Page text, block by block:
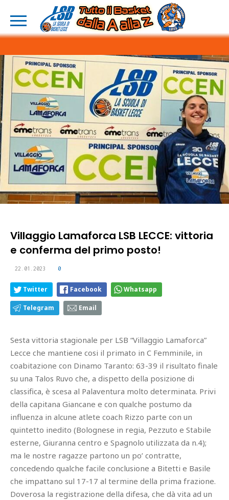
Villaggio Lamaforca LSB LECCE: vittoria
e conferma del primo posto!
22.01.2023 0
Twitter Facebook Whatsapp
Telegram Email
Sesta vittoria stagionale per LSB “Villaggio Lamaforca”
Lecce che mantiene cosi il primato in C Femminile, in
coabitazione con Dinamo Taranto: 63-39 il risultato finale
su una Talos Ruvo che, a dispetto della posizione di
classifica, è scesa al Palaventura molto determinata. Privi
della capitana Giancane e con qualche postumo da
influenza in alcune atlete coach Rizzo parte con un
quintetto inedito (Bolognese in regia, Pezzuto e Stabile
esterne, Giuranna centro e Spagnolo utilizzata da n.4);
ma le nostre ragazze partono un po’ contratte,
concedendo qualche facile conclusione a Bitetti e Basile
che impattano sul 17-17 al termine della prima frazione.
Doverosa la registrazione della difesa, che dà vita ad un